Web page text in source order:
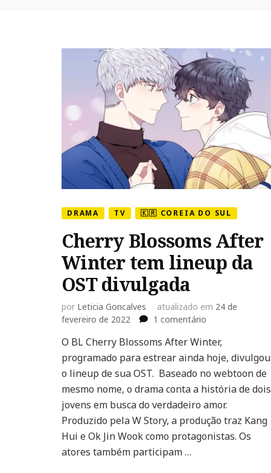
DRAMA TV 🇰🇷 COREIA DO SUL
Cherry Blossoms After
Winter tem lineup da
OST divulgada
por Leticia Goncalves atualizado em 24 de
fevereiro de 2022
1 comentário
Blossoms
After
Winter
lineup
da
OST
divulgada
O BL Cherry Blossoms After Winter,
programado para estrear ainda hoje, divulgou
o lineup de sua OST. Baseado no webtoon de
mesmo nome, o drama conta a história de dois
jovens em busca do verdadeiro amor.
Produzido pela W Story, a produção traz Kang
Hui e Ok Jin Wook como protagonistas. Os
atores também participam …